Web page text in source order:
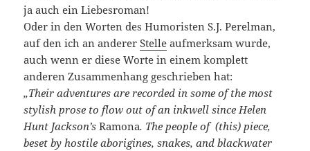
ja auch ein Liebesroman!
Oder in den Worten des Humoristen S.J. Perelman,
auf den ich an andererStelle aufmerksam wurde,
auch wenn er diese Worte in einem komplett
anderen Zusammenhang geschrieben hat:
„Their adventures are recorded in some of the most
stylish prose to flow out of an inkwell since Helen
Hunt Jackson’sRamona. The people of (this) piece,
beset by hostile aborigines, snakes, and blackwater